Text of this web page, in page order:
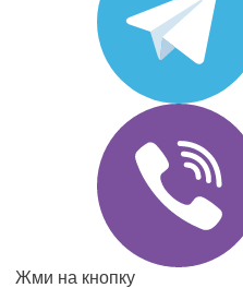
Жми на кнопку